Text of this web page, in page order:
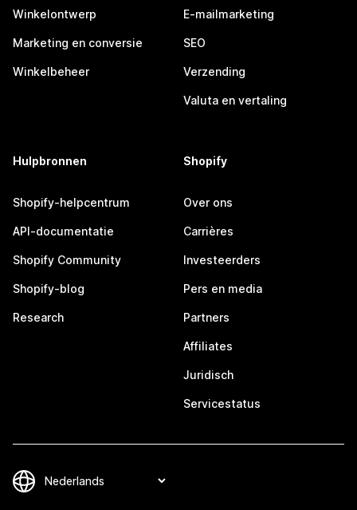
Winkelontwerp
Marketing en conversie
Winkelbeheer
E-mailmarketing
SEO
Verzending
Valuta en vertaling
Hulpbronnen
Shopify-helpcentrum
API-documentatie
Shopify Community
Shopify-blog
Research
Shopify
Over ons
Carrières
Investeerders
Pers en media
Partners
Affiliates
Juridisch
Servicestatus